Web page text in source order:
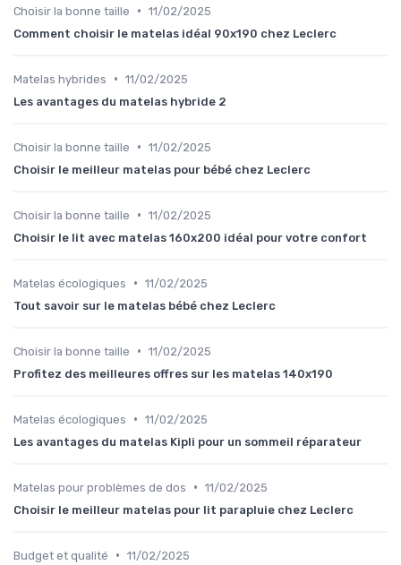
Choisir la bonne taille • 11/02/2025
Comment choisir le matelas idéal 90x190 chez Leclerc
Matelas hybrides • 11/02/2025
Les avantages du matelas hybride 2
Choisir la bonne taille • 11/02/2025
Choisir le meilleur matelas pour bébé chez Leclerc
Choisir la bonne taille • 11/02/2025
Choisir le lit avec matelas 160x200 idéal pour votre confort
Matelas écologiques • 11/02/2025
Tout savoir sur le matelas bébé chez Leclerc
Choisir la bonne taille • 11/02/2025
Profitez des meilleures offres sur les matelas 140x190
Matelas écologiques • 11/02/2025
Les avantages du matelas Kipli pour un sommeil réparateur
Matelas pour problèmes de dos • 11/02/2025
Choisir le meilleur matelas pour lit parapluie chez Leclerc
Budget et qualité • 11/02/2025